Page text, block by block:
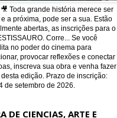
🎥 Toda grande história merece ser
a próxima, pode ser a sua. Estão
abertas, as inscrições para o
Corre... Se você
no poder do cinema para
provocar reflexões e conectar
inscreva sua obra e venha fazer
edição. Prazo de inscrição:
de setembro de 2026.
DE CIENCIAS, ARTE E